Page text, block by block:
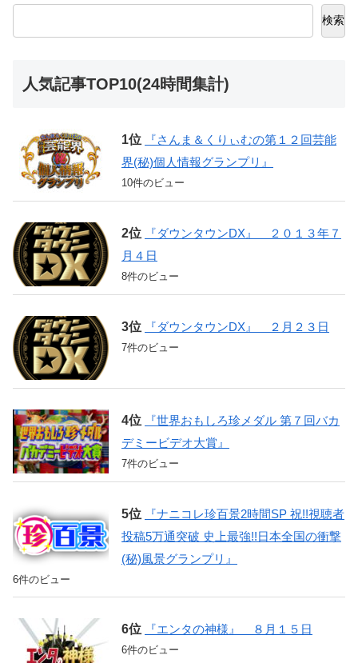
検索
人気記事TOP10(24時間集計)
『さんま＆くりぃむの第１２回芸能
界(秘)個人情報グランプリ』
10件のビュー
『ダウンタウンDX』 ２０１３年７
月４日
8件のビュー
『ダウンタウンDX』 ２月２３日
7件のビュー
『世界おもしろ珍メダル 第７回バカ
デミービデオ大賞』
7件のビュー
『ナニコレ珍百景2時間SP 祝!!視聴者
投稿5万通突破 史上最強!!日本全国の衝撃
(秘)風景グランプリ』
6件のビュー
『エンタの神様』 ８月１５日
6件のビュー